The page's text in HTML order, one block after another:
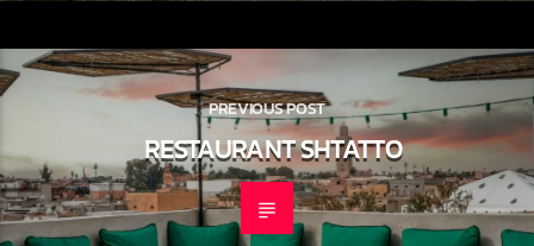
PREVIOUS POST
RESTAURANT SHTATTO